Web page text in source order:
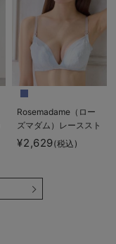
Rosemadame（ロー
ズマダム）レーススト
ラップオープン授乳ブ
¥2,629(税込)